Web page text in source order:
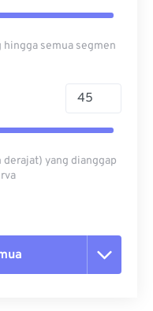
semua segmen
yang dianggap